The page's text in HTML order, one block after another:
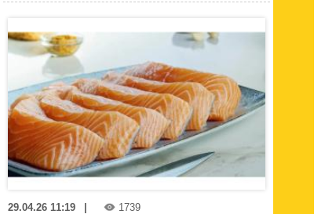
29.04.26 11:19 1739